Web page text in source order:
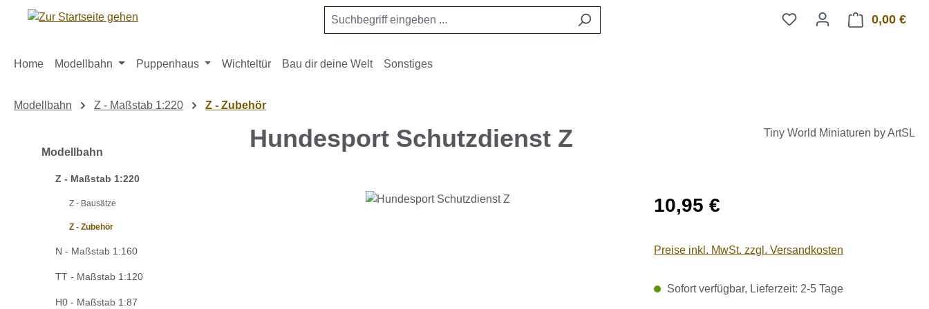
Hauptinhalt springen
Zur Suche springen
Zur Hauptnavigation springen 0,00 €
Home Modellbahn Puppenhaus Wichteltür Bau dir deine Welt Sonstiges
Modellbahn Z - Maßstab 1:220 Z - Zubehör
Modellbahn
Z - Maßstab 1:220
Z - Bausätze
Z - Zubehör
N - Maßstab 1:160
TT - Maßstab 1:120
H0 - Maßstab 1:87
Hundesport Schutzdienst Z Tiny World Miniaturen by ArtSL
Bildergalerie überspringen Regulärer Preis:
10,95 €
Preise inkl. MwSt. zzgl. Versandkosten
Sofort verfügbar, Lieferzeit: 2-5 Tage